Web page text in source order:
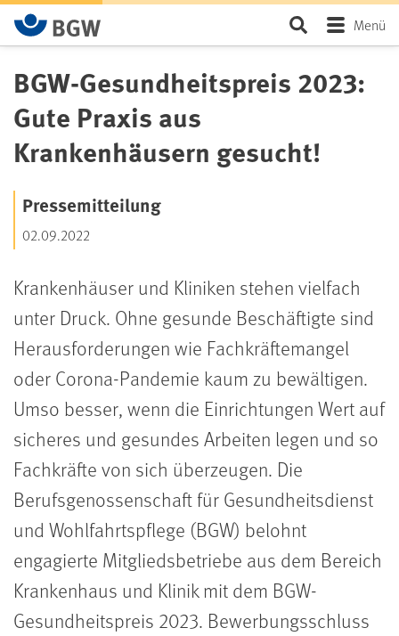
Zum Hauptinhalt springen SeiteMenü
BGW-Gesundheitspreis 2023:
Gute Praxis aus
Krankenhäusern gesucht!
Pressemitteilung
02.09.2022
Krankenhäuser und Kliniken stehen vielfach
unter Druck. Ohne gesunde Beschäftigte sind
Herausforderungen wie Fachkräftemangel
oder Corona-Pandemie kaum zu bewältigen.
Umso besser, wenn die Einrichtungen Wert auf
sicheres und gesundes Arbeiten legen und so
Fachkräfte von sich überzeugen. Die
Berufsgenossenschaft für Gesundheitsdienst
und Wohlfahrtspflege (BGW) belohnt
engagierte Mitgliedsbetriebe aus dem Bereich
Krankenhaus und Klinik mit dem BGW-
Gesundheitspreis 2023. Bewerbungsschluss